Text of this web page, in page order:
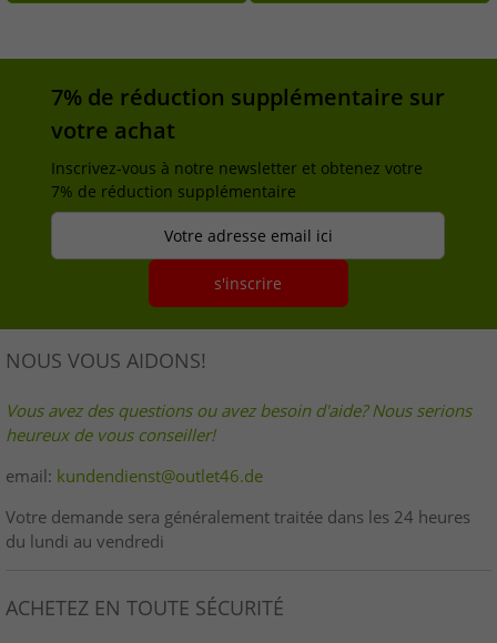
7% de réduction supplémentaire sur
votre achat
Inscrivez-vous à notre newsletter et obtenez votre
7% de réduction supplémentaire
Votre adresse email ici
s'inscrire
NOUS VOUS AIDONS!
Vous avez des questions ou avez besoin d'aide? Nous serions
heureux de vous conseiller!
email: kundendienst@outlet46.de
Votre demande sera généralement traitée dans les 24 heures
du lundi au vendredi
ACHETEZ EN TOUTE SÉCURITÉ